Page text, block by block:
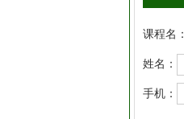
课程名：
姓名：
手机：